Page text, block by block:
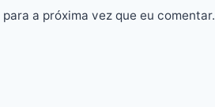
a próxima vez que eu comentar.